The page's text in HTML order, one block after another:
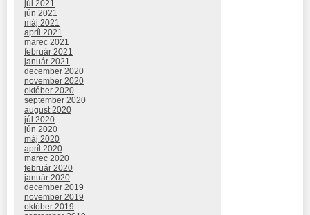
júl 2021
jún 2021
máj 2021
apríl 2021
marec 2021
február 2021
január 2021
december 2020
november 2020
október 2020
september 2020
august 2020
júl 2020
jún 2020
máj 2020
apríl 2020
marec 2020
február 2020
január 2020
december 2019
november 2019
október 2019